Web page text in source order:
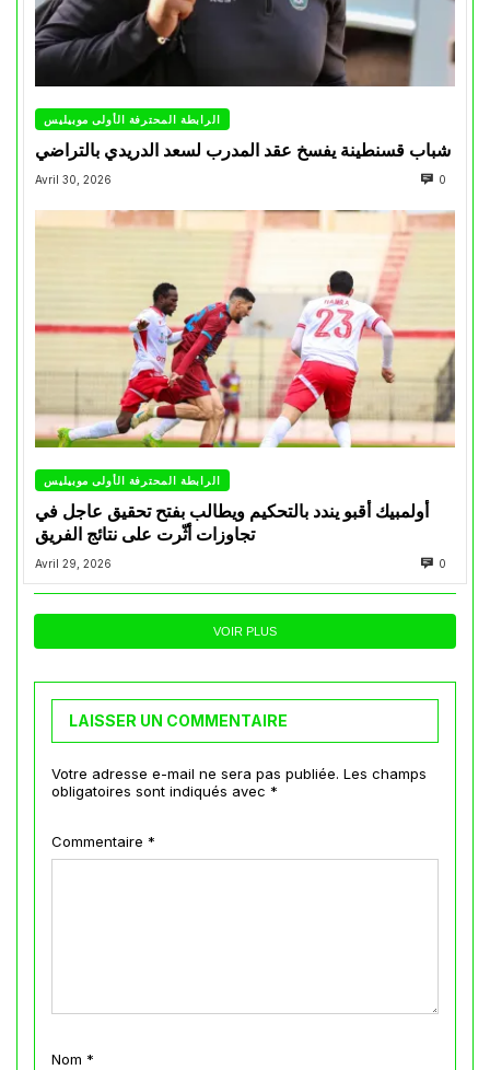
الرابطة المحترفة الأولى موبيليس
شباب قسنطينة يفسخ عقد المدرب لسعد الدريدي بالتراضي
Avril 30, 2026 0
الرابطة المحترفة الأولى موبيليس
أولمبيك أقبو يندد بالتحكيم ويطالب بفتح تحقيق عاجل في
تجاوزات أثّرت على نتائج الفريق
Avril 29, 2026 0
VOIR PLUS
LAISSER UN COMMENTAIRE
Votre adresse e-mail ne sera pas publiée. Les champs
obligatoires sont indiqués avec *
Commentaire *
Nom *